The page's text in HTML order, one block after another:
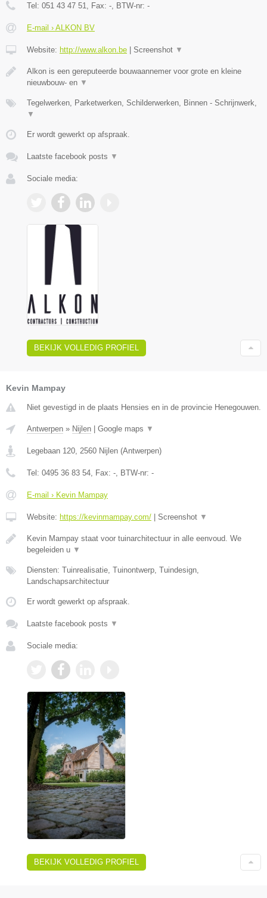
Tel: 051 43 47 51 , Fax: - , BTW-nr: -
E-mail › ALKON BV
Website: http://www.alkon.be | Screenshot ▼
Alkon is een gereputeerde bouwaannemer voor grote en kleine
nieuwbouw- en ▼
Tegelwerken, Parketwerken, Schilderwerken, Binnen - Schrijnwerk,
▼
Er wordt gewerkt op afspraak.
Laatste facebook posts ▼
Sociale media:
BEKIJK VOLLEDIG PROFIEL
Kevin Mampay
Niet gevestigd in de plaats Hensies en in de provincie Henegouwen.
Antwerpen » Nijlen Google maps ▼
Legebaan 120 2560 Nijlen (Antwerpen)
Tel: 0495 36 83 54 , Fax: - , BTW-nr: -
E-mail › Kevin Mampay
Website: https://kevinmampay.com/ Screenshot ▼
Kevin Mampay staat voor tuinarchitectuur in alle eenvoud. We
begeleiden u ▼
Diensten: Tuinrealisatie, Tuinontwerp, Tuindesign,
Landschapsarchitectuur
Er wordt gewerkt op afspraak.
Laatste facebook posts ▼
Sociale media:
BEKIJK VOLLEDIG PROFIEL